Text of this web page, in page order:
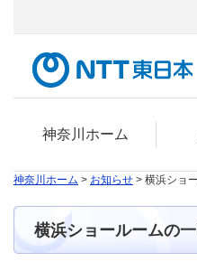
神奈川ホーム
神奈川ホーム > お知らせ > 横浜ショ
横浜ショールームの